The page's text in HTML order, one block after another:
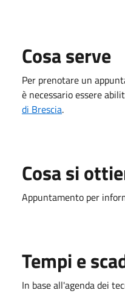
Cosa serve
Per prenotare un
è necessario essere
di Brescia.
Cosa si
Appuntamento per
Tempi e
In base all'agenda dei